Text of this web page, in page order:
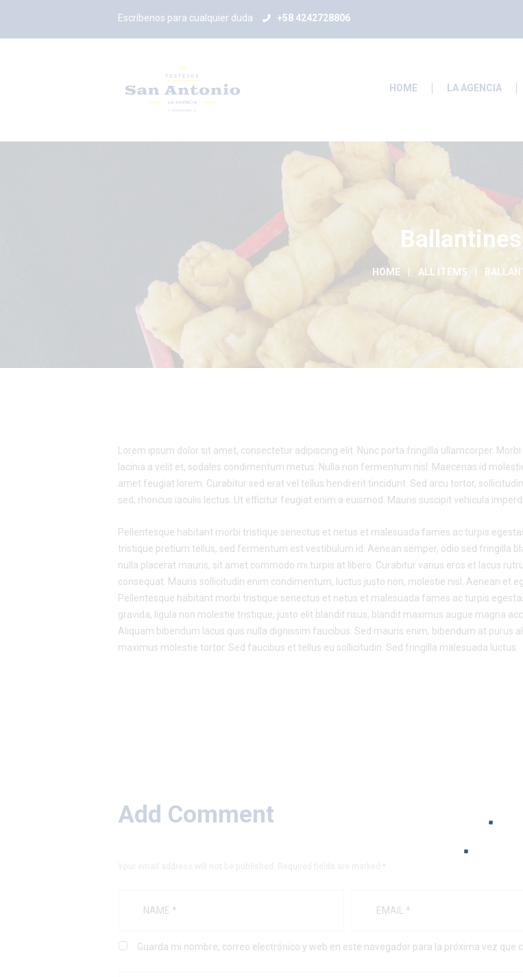
Escríbenos para cualquier duda +58 4242728806
HOME LA AGENCIA
Ballantines
HOME ALL ITEMS
Lorem ipsum dolor sit amet, consectetur adipiscing elit. Nunc porta fringilla ullamcorper. Morbi
lacinia a velit et, sodales condimentum metus. Nulla non fermentum nisl. Maecenas id
amet feugiat lorem. Curabitur sed erat vel tellus hendrerit tincidunt. Sed arcu tortor,
sed, rhoncus iaculis lectus. Ut efficitur feugiat enim a euismod. Mauris suscipit vehicula
Pellentesque habitant morbi tristique senectus et netus et malesuada fames ac turpis
tristique pretium tellus, sed fermentum est vestibulum id. Aenean semper, odio sed fringilla
nulla placerat mauris, sit amet commodo mi turpis at libero. Curabitur varius eros et lacus
consequat. Mauris sollicitudin enim condimentum, luctus justo non, molestie nisl. Aenean et
Pellentesque habitant morbi tristique senectus et netus et malesuada fames ac turpis
gravida, ligula non molestie tristique, justo elit blandit risus, blandit maximus augue magna
Aliquam bibendum lacus quis nulla dignissim faucibus. Sed mauris enim, bibendum at purus
maximus molestie tortor. Sed faucibus et tellus eu sollicitudin. Sed fringilla malesuada luctus.
Add Comment
Guarda mi nombre, correo electrónico y web en este navegador para la próxima vez que